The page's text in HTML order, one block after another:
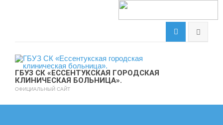
ГБУЗ СК «ЕССЕНТУКСКАЯ ГОРОДСКАЯ
КЛИНИЧЕСКАЯ БОЛЬНИЦА».
ОФИЦИАЛЬНЫЙ САЙТ